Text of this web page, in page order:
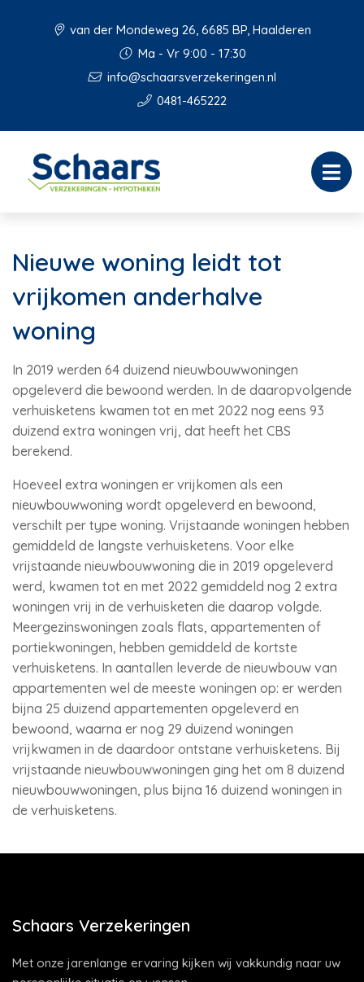
van der Mondeweg 26, 6685 BP, Haalderen
Ma - Vr 9:00 - 17:30
info@schaarsverzekeringen.nl
0481-465222
Nieuwe woning leidt tot
vrijkomen anderhalve
woning
In 2019 werden 64 duizend nieuwbouwwoningen
opgeleverd die bewoond werden. In de daaropvolgende
verhuisketens kwamen tot en met 2022 nog eens 93
duizend extra woningen vrij, dat heeft het CBS
berekend.
Hoeveel extra woningen er vrijkomen als een
nieuwbouwwoning wordt opgeleverd en bewoond,
verschilt per type woning. Vrijstaande woningen hebben
gemiddeld de langste verhuisketens. Voor elke
vrijstaande nieuwbouwwoning die in 2019 opgeleverd
werd, kwamen tot en met 2022 gemiddeld nog 2 extra
woningen vrij in de verhuisketen die daarop volgde.
Meergezinswoningen zoals flats, appartementen of
portiekwoningen, hebben gemiddeld de kortste
verhuisketens. In aantallen leverde de nieuwbouw van
appartementen wel de meeste woningen op: er werden
bijna 25 duizend appartementen opgeleverd en
bewoond, waarna er nog 29 duizend woningen
vrijkwamen in de daardoor ontstane verhuisketens. Bij
vrijstaande nieuwbouwwoningen ging het om 8 duizend
nieuwbouwwoningen, plus bijna 16 duizend woningen in
de verhuisketens.
Schaars Verzekeringen
Met onze jarenlange ervaring kijken wij vakkundig naar uw